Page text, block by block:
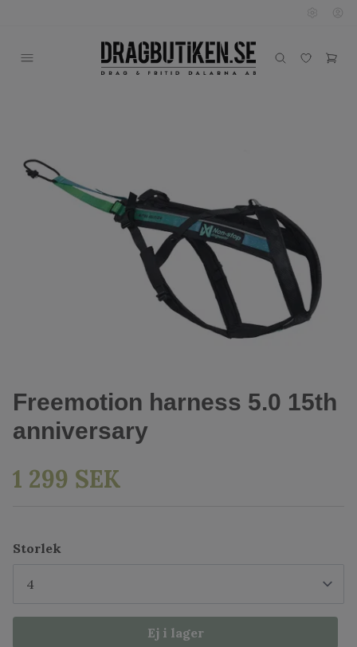
Freemotion harness 5.0 15th
anniversary
1 299 SEK
Storlek
Ej i lager